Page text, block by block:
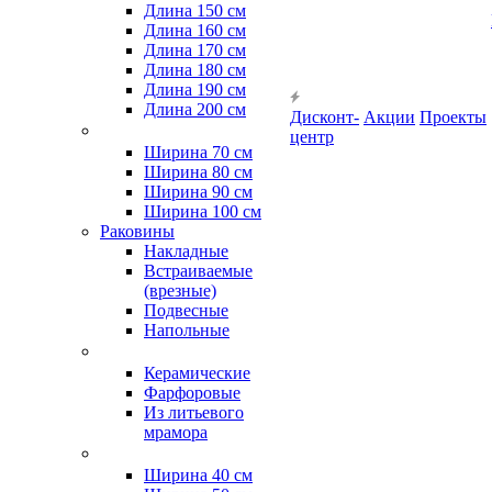
Длина 150 см
Длина 160 см
Длина 170 см
Длина 180 см
Длина 190 см
Длина 200 см
Ширина 70 см
Ширина 80 см
Ширина 90 см
Ширина 100 см
Раковины
Накладные
Встраиваемые
(врезные)
Подвесные
Напольные
Керамические
Фарфоровые
Из литьевого
мрамора
Ширина 40 см
Дисконт-
центр
Акции Проекты